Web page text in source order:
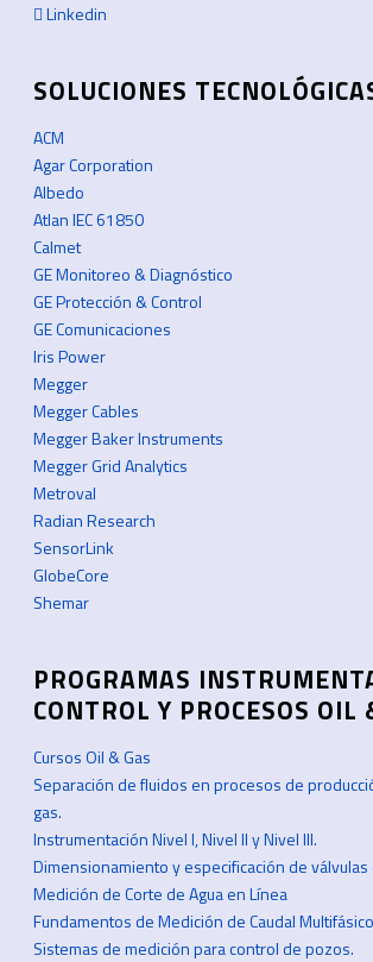
Linkedin
SOLUCIONES
ACM
Agar Corporation
Albedo
Atlan IEC 61850
Calmet
GE Monitoreo & Diagnóstico
GE Protección & Control
GE Comunicaciones
Iris Power
Megger
Megger Cables
Megger Baker Instruments
Megger Grid Analytics
Metroval
Radian Research
SensorLink
GlobeCore
Shemar
PROGRAMAS
CONTROL Y PROCESOS OIL
Cursos Oil & Gas
Separación de fluidos en procesos de
gas.
Instrumentación Nivel I, Nivel II y Nivel III.
Dimensionamiento y especificación de
Medición de Corte de Agua en Línea
Fundamentos de Medición de Caudal Multifásico
Sistemas de medición para control de pozos.